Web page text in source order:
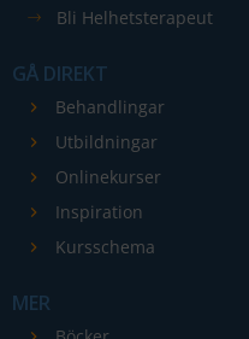
Bli Helhetsterapeut
GÅ DIREKT
Behandlingar
Utbildningar
Onlinekurser
Inspiration
Kursschema
MER